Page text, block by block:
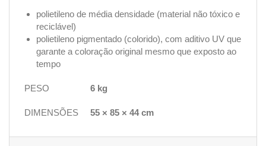
polietileno de média densidade (material não tóxico e
reciclável)
polietileno pigmentado (colorido), com aditivo UV que
garante a coloração original mesmo que exposto ao
tempo
PESO 6 kg
DIMENSÕES 55 × 85 × 44 cm